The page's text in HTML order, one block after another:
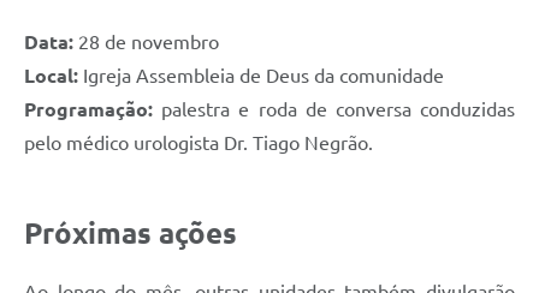
Data: 28 de novembro
Local: Igreja Assembleia de Deus da comunidade
Programação: palestra e roda de conversa conduzidas
pelo médico urologista Dr. Tiago Negrão.
Próximas ações